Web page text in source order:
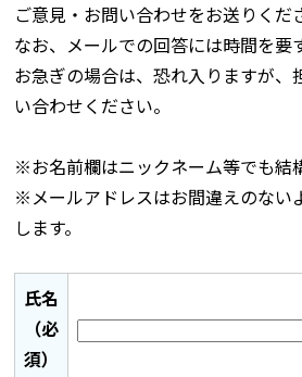
ご意見・お問い合わせをお送りくだ
なお、メールでの回答には時間を要
お急ぎの場合は、恐れ入りますが、
い合わせください。
※お名前欄はニックネーム等でも結
※メールアドレスはお間違えのない
します。
氏名
（必
須）